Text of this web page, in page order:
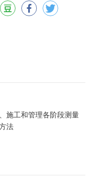
施工和管理各阶段测量
法